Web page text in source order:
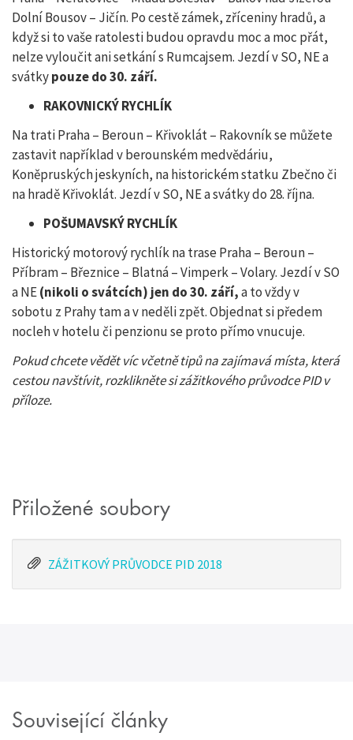
Dolní Bousov – Jičín. Po cestě zámek, zříceniny hradů, a
když si to vaše ratolesti budou opravdu moc a moc přát,
nelze vyloučit ani setkání s Rumcajsem. Jezdí v SO, NE a
svátkypouze do 30. září.
RAKOVNICKÝ RYCHLÍK
Na trati Praha – Beroun – Křivoklát – Rakovník se můžete
zastavit například v berounském medvědáriu,
Koněpruských jeskyních, na historickém statku Zbečno či
na hradě Křivoklát. Jezdí v SO, NE a svátky do 28. října.
POŠUMAVSKÝ RYCHLÍK
Historický motorový rychlík na trase Praha – Beroun –
Příbram – Březnice – Blatná – Vimperk – Volary. Jezdí v SO
a NE(nikoli o svátcích) jen do 30. září,a to vždy v
sobotu z Prahy tam a v neděli zpět. Objednat si předem
nocleh v hotelu či penzionu se proto přímo vnucuje.
Pokud chcete vědět víc včetně tipů na zajímavá místa, která
cestou navštívit, rozklikněte si zážitkového průvodce PID v
příloze.
Přiložené soubory
ZÁŽITKOVÝ PRŮVODCE PID 2018
Související články